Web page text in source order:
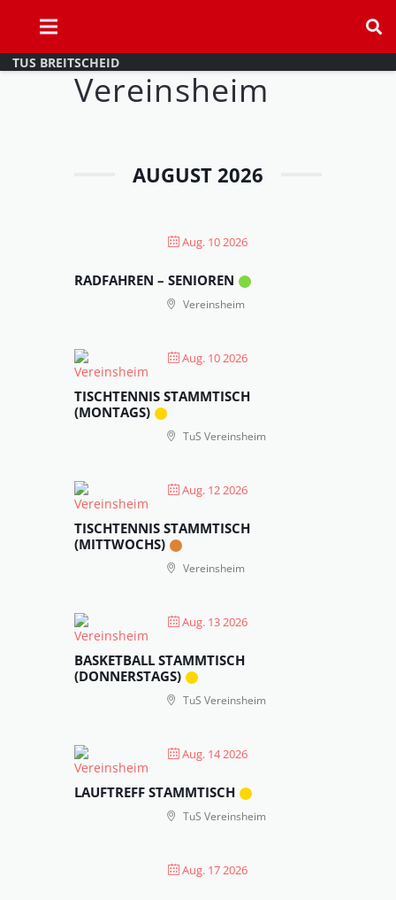
TUS BREITSCHEID
Vereinsheim
AUGUST 2026
Aug. 10 2026
RADFAHREN – SENIOREN
Vereinsheim
Aug. 10 2026
TISCHTENNIS STAMMTISCH
(MONTAGS)
TuS Vereinsheim
Aug. 12 2026
TISCHTENNIS STAMMTISCH
(MITTWOCHS)
Vereinsheim
Aug. 13 2026
BASKETBALL STAMMTISCH
(DONNERSTAGS)
TuS Vereinsheim
Aug. 14 2026
LAUFTREFF STAMMTISCH
TuS Vereinsheim
Aug. 17 2026